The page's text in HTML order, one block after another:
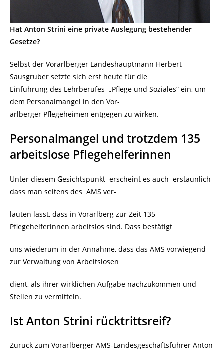
Hat Anton Strini eine private Auslegung bestehender
Gesetze?
Selbst der Vorarlberger Landeshauptmann Herbert
Sausgruber setzte sich erst heute für die
Einführung des Lehrberufes „Pflege und Soziales“ ein, um
dem Personalmangel in den Vor-
arlberger Pflegeheimen entgegen zu wirken.
Personalmangel und trotzdem 135
arbeitslose Pflegehelferinnen
Unter diesem Gesichtspunkt erscheint es auch erstaunlich
dass man seitens des AMS ver-
lauten lässt, dass in Vorarlberg zur Zeit 135
Pflegehelferinnen arbeitslos sind. Dass bestätigt
uns wiederum in der Annahme, dass das AMS vorwiegend
zur Verwaltung von Arbeitslosen
dient, als ihrer wirklichen Aufgabe nachzukommen und
Stellen zu vermitteln.
Ist Anton Strini rücktrittsreif?
Zurück zum Vorarlberger AMS-Landesgeschäftsführer Anton